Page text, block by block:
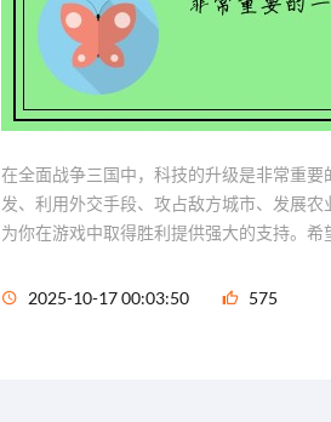
在全面战争三国中，科技的升级是非常重
发、利用外交手段、攻占敌方城市、发展农
为你在游戏中取得胜利提供强大的支持。希
2025-10-17 00:03:50 575